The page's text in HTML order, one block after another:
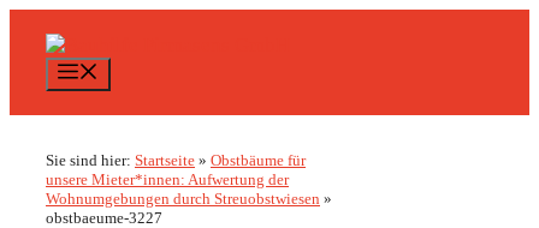
Inhalt
springen
Sie sind hier: Startseite » Obstbäume für
unsere Mieter*innen: Aufwertung der
Wohnumgebungen durch Streuobstwiesen »
obstbaeume-3227